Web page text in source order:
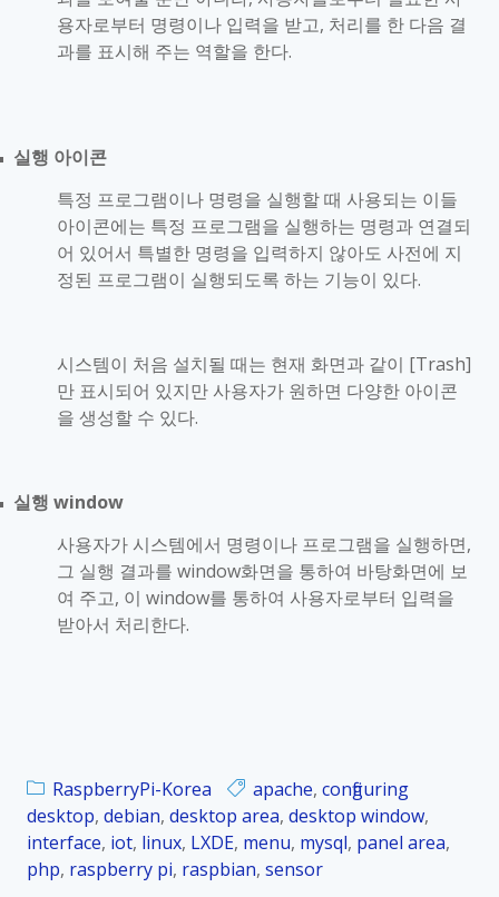
용자로부터 명령이나 입력을 받고, 처리를 한 다음 결
과를 표시해 주는 역할을 한다.
실행 아이콘
특정 프로그램이나 명령을 실행할 때 사용되는 이들
아이콘에는 특정 프로그램을 실행하는 명령과 연결되
어 있어서 특별한 명령을 입력하지 않아도 사전에 지
정된 프로그램이 실행되도록 하는 기능이 있다.
시스템이 처음 설치될 때는 현재 화면과 같이 [Trash]
만 표시되어 있지만 사용자가 원하면 다양한 아이콘
을 생성할 수 있다.
실행 window
사용자가 시스템에서 명령이나 프로그램을 실행하면,
그 실행 결과를 window화면을 통하여 바탕화면에 보
여 주고, 이 window를 통하여 사용자로부터 입력을
받아서 처리한다.
RaspberryPi-Korea apache, configuring
desktop, debian, desktop area, desktop window,
interface, iot, linux, LXDE, menu, mysql, panel area,
php, raspberry pi, raspbian, sensor